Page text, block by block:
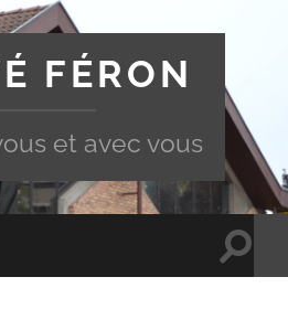
FÉRON
et avec vous
Toggle